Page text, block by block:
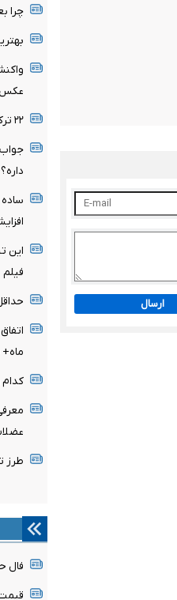
ارسال
چرا
۲۲ ترکیب مفید با ماست + عکس
این
فیلم
ماه+
کدام
طرز
فال